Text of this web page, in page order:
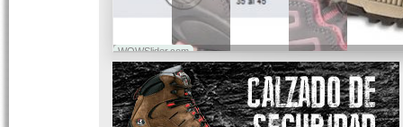
WOWSlider.com